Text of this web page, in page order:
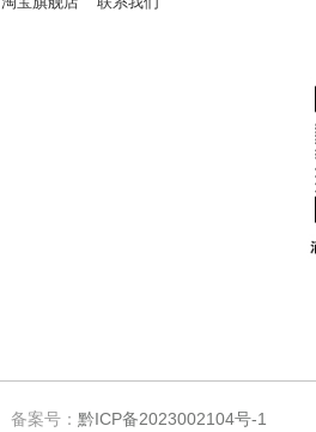
备案号： 黔ICP备2023002104号-1